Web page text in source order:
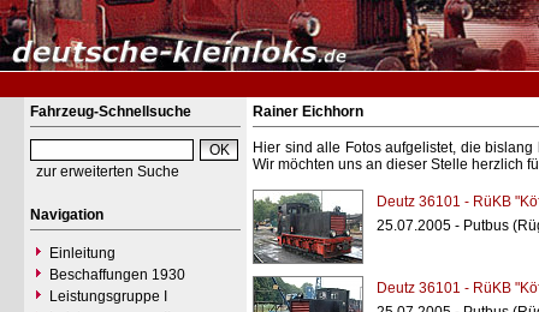
Fahrzeug-Schnellsuche
zur erweiterten Suche
Navigation
Einleitung
Beschaffungen 1930
Leistungsgruppe I
Rainer Eichhorn
Hier sind alle Fotos aufgelistet, die
Wir möchten uns an dieser Stelle herzlich
Deutz 36101 - RüKB
25.07.2005 - Putbus
Deutz 36101 - RüKB